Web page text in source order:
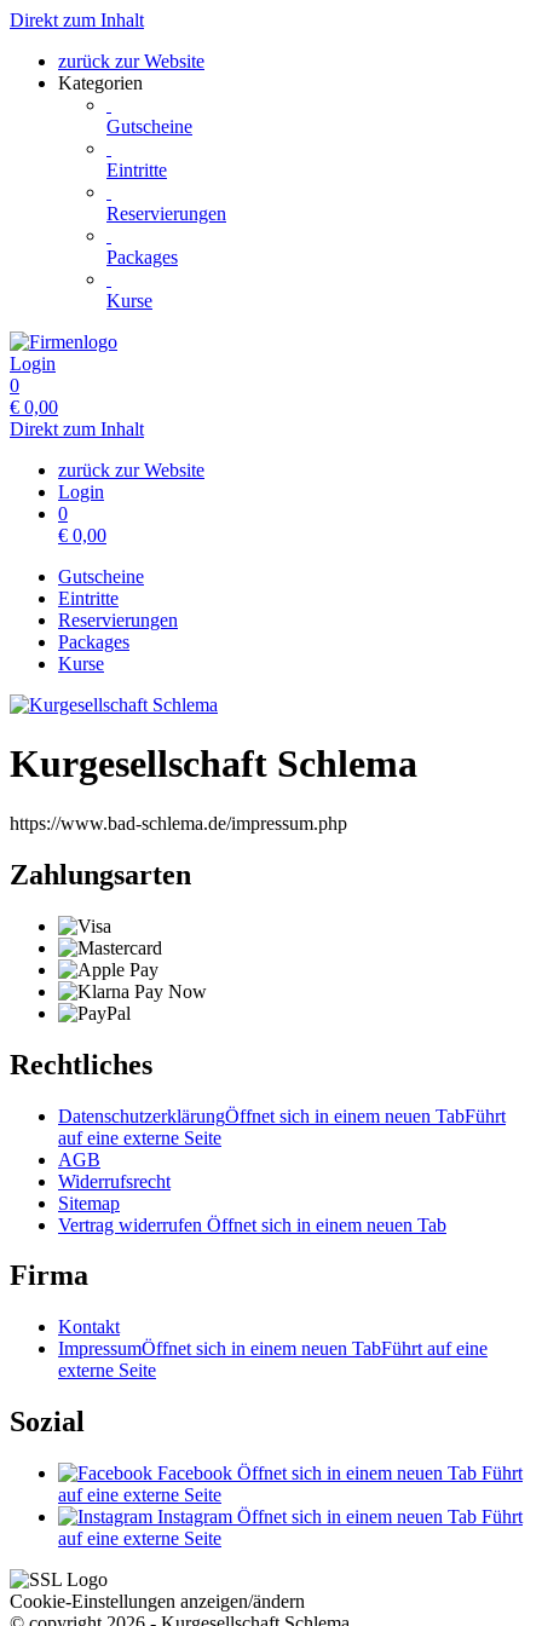
Direkt zum Inhalt
zurück zur Website
Kategorien
Gutscheine
Eintritte
Reservierungen
Packages
Kurse
Login
0
€ 0,00
Direkt zum Inhalt
zurück zur Website
Login
0
€ 0,00
Gutscheine
Eintritte
Reservierungen
Packages
Kurse
Kurgesellschaft Schlema
https://www.bad-schlema.de/impressum.php
Zahlungsarten
Rechtliches
DatenschutzerklärungÖffnet sich in einem neuen TabFührt
auf eine externe Seite
AGB
Widerrufsrecht
Sitemap
Vertrag widerrufen Öffnet sich in einem neuen Tab
Firma
Kontakt
ImpressumÖffnet sich in einem neuen TabFührt auf eine
externe Seite
Sozial
Facebook Öffnet sich in einem neuen Tab Führt
auf eine externe Seite
Instagram Öffnet sich in einem neuen Tab Führt
auf eine externe Seite
Cookie-Einstellungen anzeigen/ändern